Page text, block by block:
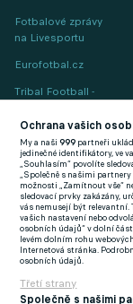
Fotbalové zprávy
na Livesportu
Eurofotbal.cz
Tribal Football -
(EN)
FlashFutbal (SK)
Tenisportal.cz
Tenisové zprávy
na Livesportu
Ochrana vašich
My a naši999 partneři
jedinečné identifikátory, ve
„Souhlasím“ povolíte
„Společně s našimi
možnosti „Zamítnout vše“
sledovací prvky zakázány,
vás nemusejí být
vašich nastavení nebo
osobních údajů“ v dolní
levém dolním rohu
Internetová stránka.
osobních údajů.
Třetí strany
Společně s našimi